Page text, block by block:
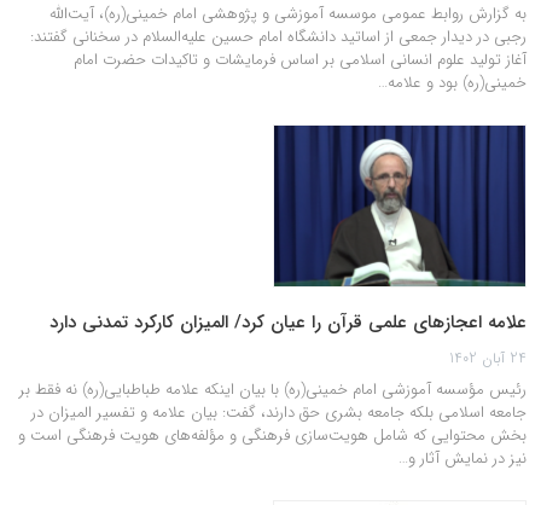
به گزارش روابط عمومی موسسه آموزشی و پژوهشی امام خمینی(ره)، آیت‌الله
رجبی در دیدار جمعی از اساتید دانشگاه امام حسین علیه‌السلام در سخنانی گفتند:
آغاز تولید علوم انسانی اسلامی بر اساس فرمایشات و تاکیدات حضرت امام
خمینی(ره) بود و علامه…
علامه اعجازهای علمی قرآن را عیان کرد/ المیزان کارکرد تمدنی دارد
24 آبان 1402
رئیس مؤسسه آموزشی امام خمینی(ره) با بیان اینکه علامه طباطبایی(ره) نه فقط بر
جامعه اسلامی بلکه جامعه بشری حق دارند، گفت: بیان علامه و تفسیر المیزان در
بخش محتوایی که شامل هویت‌سازی فرهنگی و مؤلفه‌های هویت فرهنگی است و
نیز در نمایش آثار و…